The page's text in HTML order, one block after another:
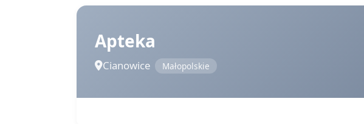
Apteka
Cianowice Małopolskie